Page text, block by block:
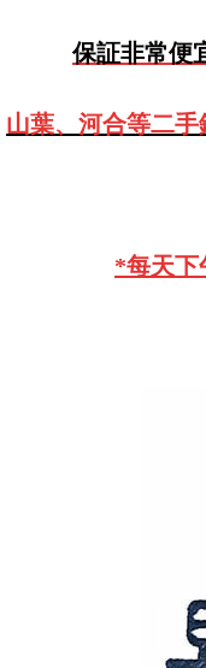
保証非常便
山葉、河合等二手
*每天下